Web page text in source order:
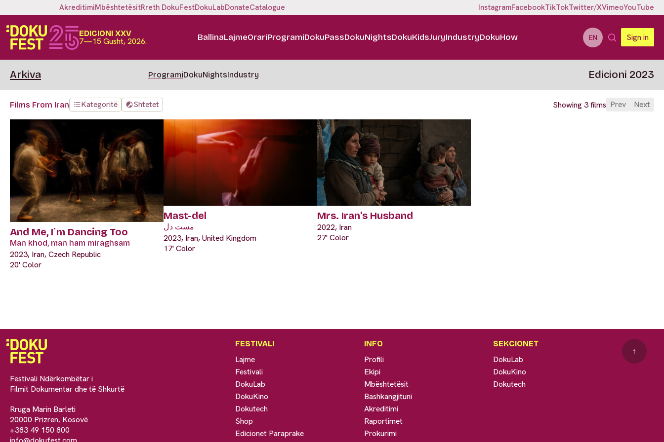
AkreditimiMbështetësitRreth DokuFestDokuLabDonateCatalogue InstagramFacebookTikTokTwitter/XVimeoYouTube
EDICIONI XXV
7—15 Gusht, 2026. BallinaLajmeOrariProgramiDokuPassDokuNightsDokuKidsJuryIndustryDokuHow EN Sign in
Arkiva ProgramiDokuNightsIndustry Edicioni 2023
Films From Iran Kategoritë Shtetet Showing 3 films Prev Next
And Me, I´m Dancing Too
Man khod, man ham miraghsam
2023, Iran, Czech Republic
20' Color
Mast-del
مست دل
2023, Iran, United Kingdom
17' Color
Mrs. Iran's Husband
2022, Iran
27' Color
Festivali Ndërkombëtar i
Filmit Dokumentar dhe të Shkurtë
Rruga Marin Barleti
20000 Prizren, Kosovë
+383 49 150 800
FESTIVALI
Lajme
Festivali
DokuLab
DokuKino
Dokutech
Shop
Edicionet Paraprake
INFO
Profili
Ekipi
Mbështetësit
Bashkangjituni
Akreditimi
Raportimet
Prokurimi
SEKCIONET
DokuLab
DokuKino
Dokutech
↑